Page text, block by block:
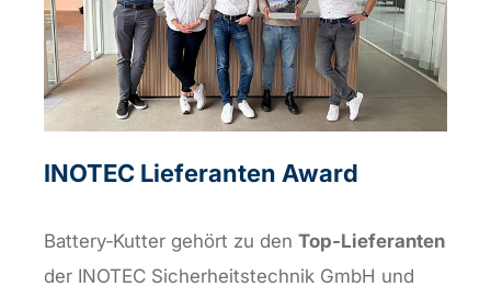
INOTEC Lieferanten Award
Battery‑Kutter gehört zu den Top‑Lieferanten
der INOTEC Sicherheitstechnik GmbH und